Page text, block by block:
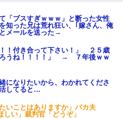
「ブスすぎｗｗｗ」と断った女性
知った兄は荒れ狂い、｢嫁さん、俺
メールを送った→
！付き合って下さい！」 ２５歳
ろうね！！！！」 → ７年後ｗｗ
になりたいから、わかれてくださ
してると…
いことはありますか」バカ夫
い」裁判官「どうぞ」